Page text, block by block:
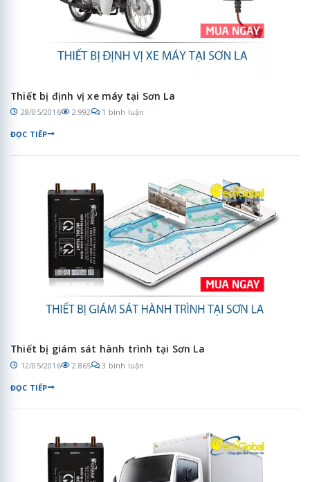
Thiết bị định vị xe máy tại Sơn La
28/05/2016 2.992 1 bình luận
ĐỌC TIẾP
Thiết bị giám sát hành trình tại Sơn La
12/05/2016 2.865 3 bình luận
ĐỌC TIẾP